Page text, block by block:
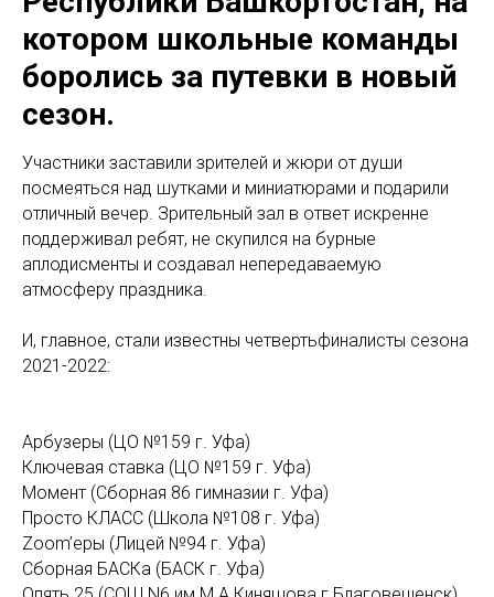
котором школьные команды
боролись за путевки в новый
сезон.
Участники заставили зрителей и жюри от души
посмеяться над шутками и миниатюрами и подарили
отличный вечер. Зрительный зал в ответ искренне
поддерживал ребят, не скупился на бурные
аплодисменты и создавал непередаваемую
атмосферу праздника.
И, главное, стали известны четвертьфиналисты сезона
2021-2022:
Арбузеры (ЦО №159 г. Уфа)
Ключевая ставка (ЦО №159 г. Уфа)
Момент (Сборная 86 гимназии г. Уфа)
Просто КЛАСС (Школа №108 г. Уфа)
Zoom’eры (Лицей №94 г. Уфа)
Сборная БАСКа (БАСК г. Уфа)